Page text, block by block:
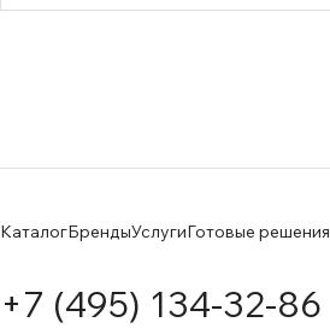
КаталогБрендыУслугиГотовые решения
+7 (495) 134-32-86